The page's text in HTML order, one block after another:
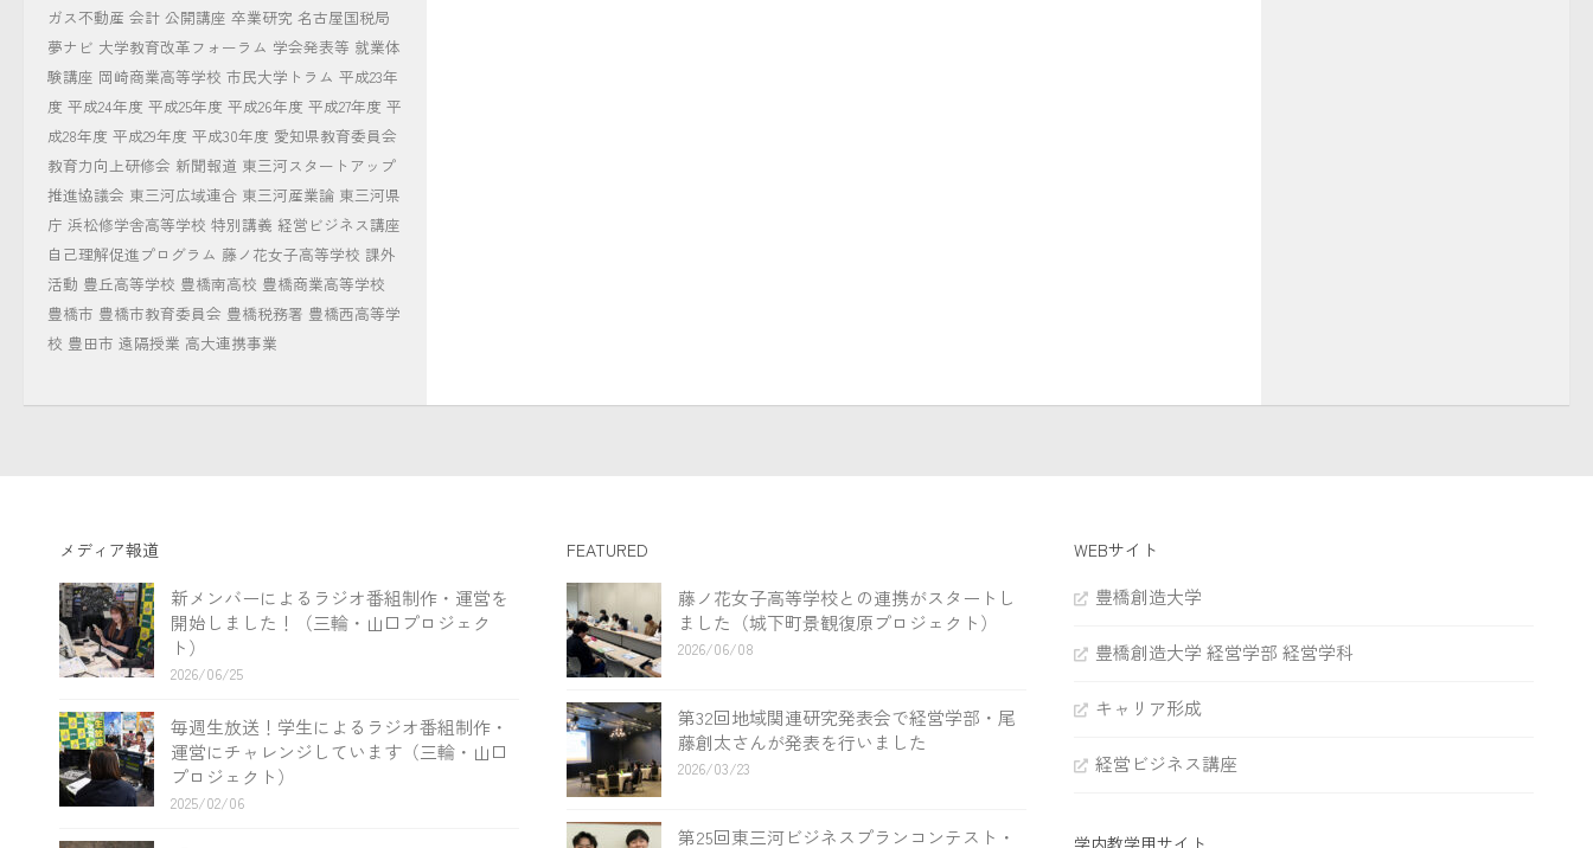
ガス不動産 会計 公開講座 卒業研究 名古屋国税局
夢ナビ 大学教育改革フォーラム 学会発表等 就業体
験講座 岡崎商業高等学校 市民大学トラム 平成23年
度 平成24年度 平成25年度 平成26年度 平成27年度 平
成28年度 平成29年度 平成30年度 愛知県教育委員会
教育力向上研修会 新聞報道 東三河スタートアップ
推進協議会 東三河広域連合 東三河産業論 東三河県
庁 浜松修学舎高等学校 特別講義 経営ビジネス講座
自己理解促進プログラム 藤ノ花女子高等学校 課外
活動 豊丘高等学校 豊橋南高校 豊橋商業高等学校
豊橋市 豊橋市教育委員会 豊橋税務署 豊橋西高等学
校 豊田市 遠隔授業 高大連携事業
メディア報道
新メンバーによるラジオ番組制作・運営を
開始しました！（三輪・山口プロジェク
ト）
2026/06/25
毎週生放送！学生によるラジオ番組制作・
運営にチャレンジしています（三輪・山口
プロジェクト）
2025/02/06
FEATURED
藤ノ花女子高等学校との連携がスタートし
ました（城下町景観復原プロジェクト）
2026/06/08
第32回地域関連研究発表会で経営学部・尾
藤創太さんが発表を行いました
2026/03/23
第25回東三河ビジネスプランコンテスト・
WEBサイト
豊橋創造大学
豊橋創造大学 経営学部 経営学科
キャリア形成
経営ビジネス講座
学内教学用サイト